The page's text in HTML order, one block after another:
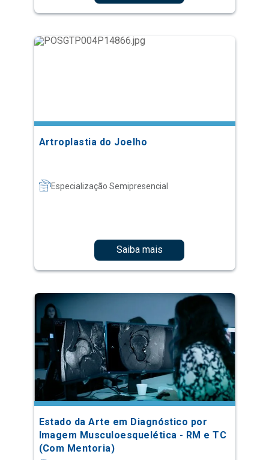
Artroplastia do Joelho
Especialização Semipresencial
Saiba mais
Estado da Arte em Diagnóstico por
Imagem Musculoesquelética - RM e TC
(Com Mentoria)